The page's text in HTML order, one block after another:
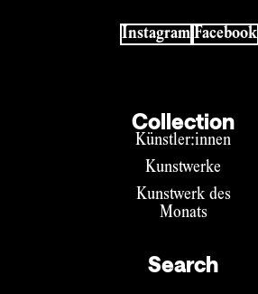
InstagramFacebook
Collection
Künstler:innen
Kunstwerke
Kunstwerk des
Monats
Search